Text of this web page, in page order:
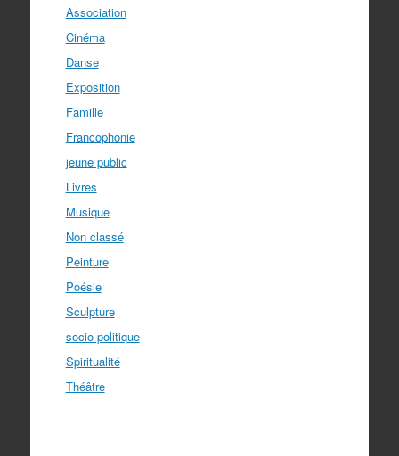
Association
Cinéma
Danse
Exposition
Famille
Francophonie
jeune public
Livres
Musique
Non classé
Peinture
Poésie
Sculpture
socio politique
Spiritualité
Théâtre